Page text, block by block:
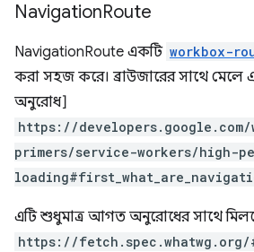
NavigationRoute
NavigationRoute একটি workbox-
করা সহজ করে। ব্রাউজারের সাথে
অনুরোধ]
https://developers.google.com/
primers/service-workers/high-
এটি শুধুমাত্র আগত অনুরোধের সাথে
https://fetch.spec.whatwg.org/